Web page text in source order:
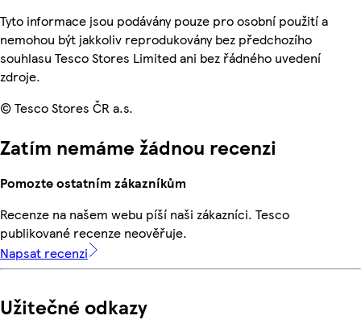
Tyto informace jsou podávány pouze pro osobní použití a
nemohou být jakkoliv reprodukovány bez předchozího
souhlasu Tesco Stores Limited ani bez řádného uvedení
zdroje.
© Tesco Stores ČR a.s.
Zatím nemáme žádnou recenzi
Pomozte ostatním zákazníkům
Recenze na našem webu píší naši zákazníci. Tesco
publikované recenze neověřuje.
Napsat recenzi
Užitečné odkazy